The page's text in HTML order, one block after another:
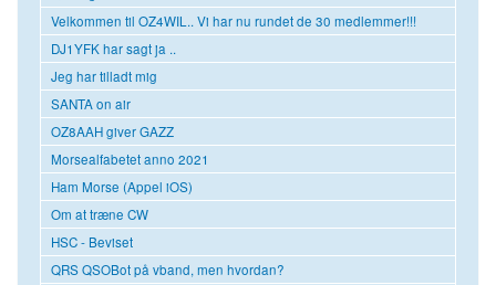
Velkommen til OZ4WIL.. Vi har nu rundet de 30 medlemmer!!!
DJ1YFK har sagt ja ..
Jeg har tilladt mig
SANTA on air
OZ8AAH giver GAZZ
Morsealfabetet anno 2021
Ham Morse (Appel iOS)
Om at træne CW
HSC - Beviset
QRS QSOBot på vband, men hvordan?